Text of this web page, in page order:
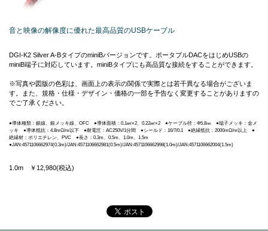
音と映像の解像度に優れた最高品質のUSBケーブル
DGI-K2 Silver A-BタイプのminiBバージョンです。ポータブルDACをはじめUSBの
miniB端子に対応しています。miniBタイプにも高品質な接続をすることができます。
※写真や図版の色彩は、画面上の表示の関係で実際とは若干異なる場合がございま
す。また、規格・仕様・デザイン・価格の一部を予告なく変更することがありますの
でご了承ください。
●導体種類：銀線、銀メッキ線、OFC ●導体面積：0.1㎟×2、0.22㎟×2 ●ケーブル径：Φ5.8㎜ ●端子メッキ：金メ
ッキ ●導体抵抗：4.8mΩ/m以下 ●耐電圧：AC250V/1分間 ●シールド：16/7/0.1 ●絶縁抵抗：2000mΩ/m以上 ●
絶縁材：ポリエチレン、PVC ●長さ：0.3m、0.5m、1.0m、1.5m
●JAN:4571106662974(0.3m)/JAN:4571106662981(0.5m)/JAN:4571106662998(1.0m)/JAN:4571106662004(1.5m)
1.0m ￥12,980(税込)